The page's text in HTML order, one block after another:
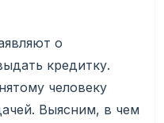
о
кредитку.
человеку
Выясним, в чем